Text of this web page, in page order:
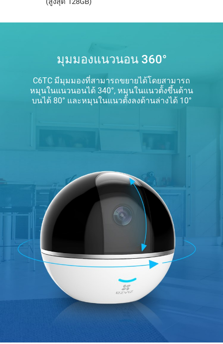
มุมมองแนวนอน 360°
C6TC มีมุมมองที่สามารถขยายได้โดยสามารถ
หมุนในแนวนอนได้ 340°, หมุนในแนวตั้งขึ้นด้าน
บนได้ 80° และหมุนในแนวตั้งลงด้านล่างได้ 10°